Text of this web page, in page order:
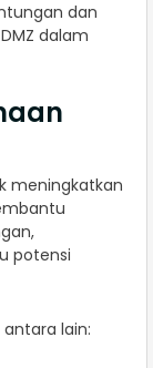
dan
dalam
meningkatkan
potensi
lain: